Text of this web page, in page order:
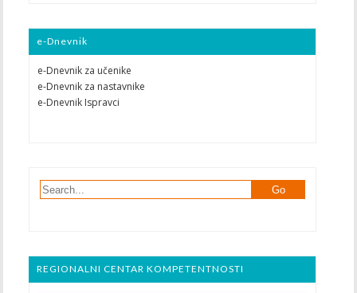
e-Dnevnik
e-Dnevnik za učenike
e-Dnevnik za nastavnike
e-Dnevnik Ispravci
REGIONALNI CENTAR KOMPETENTNOSTI